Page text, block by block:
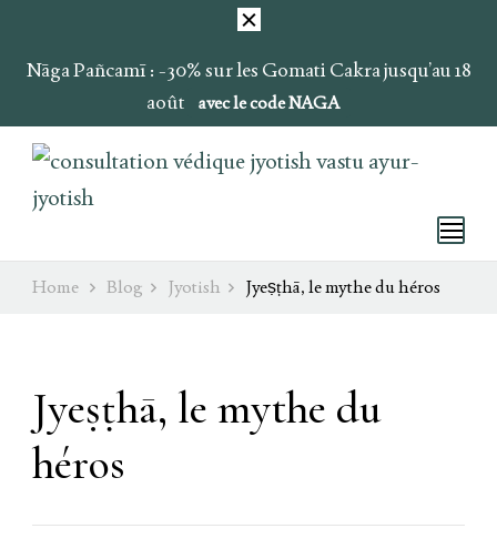
Nāga Pañcamī : -30% sur les Gomati Cakra jusqu’au 18
août
avec le code NAGA
Ojas & Soma
Ray of Light
Home Blog Jyotish Jyeṣṭhā, le mythe du héros
Jyeṣṭhā, le mythe du
héros